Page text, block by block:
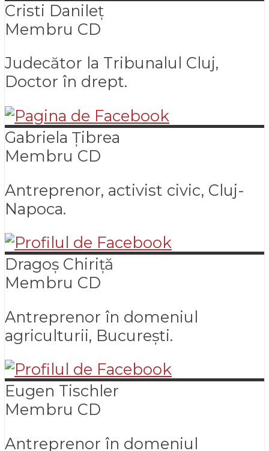
Cristi Danileț
Membru CD
Judecător la Tribunalul Cluj,
Doctor în drept.
Gabriela Țibrea
Membru CD
Antreprenor, activist civic, Cluj-
Napoca.
Dragoș Chiriță
Membru CD
Antreprenor în domeniul
agriculturii, București.
Eugen Tischler
Membru CD
Antreprenor în domeniul